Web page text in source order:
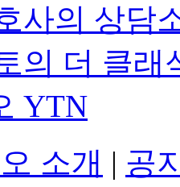
사의 상담
의 더 클래
YTN
소개 | 공